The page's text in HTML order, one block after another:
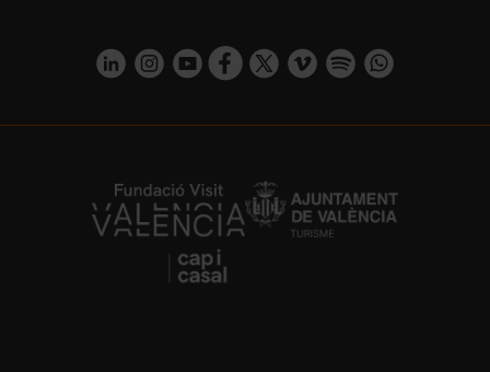
https://www.linkedin.com/company/turismo-valencia/mycompany/
https://www.instagram.com/visit_valencia/
https://www.youtube.com/user/
https://www.facebook.com/
https://twitter.com/
https://vimeo.com/
https://https://api.whatsapp.com/
https://fundacion.visitvalencia.com/